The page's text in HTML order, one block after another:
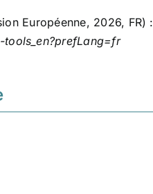
Européenne, 2026, FR) :